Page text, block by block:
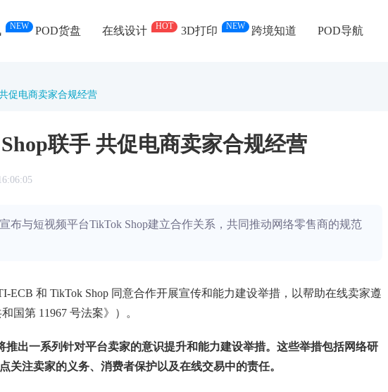
NEW POD货盘 在线设计 HOT 3D打印 NEW 跨境知道 POD导航
促电商卖家合规经营
联手 共促电商卖家合规经营
布与短视频平台TikTok Shop建立合作关系，共同推动网络零售商的规范
ECB 和 TikTok Shop 同意合作开展宣传和能力建设举措，以帮助在线卖家遵
国第 11967 号法案》）。
出一系列针对平台卖家的意识提升和能力建设举措。这些举措包括网络研
关注卖家的义务、消费者保护以及在线交易中的责任。